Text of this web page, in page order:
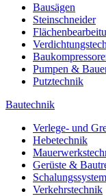
Bausägen
Steinschneider
Pumpen &
Putztechnik
Bautechnik
Verlege- und
Hebetechnik
Gerüste &
Verkehrstechnik